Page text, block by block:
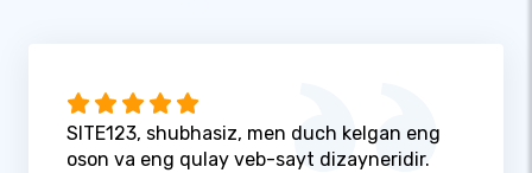
SITE123, shubhasiz, men duch kelgan eng
oson va eng qulay veb-sayt dizayneridir.